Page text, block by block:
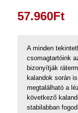
57.960Ft
A minden
csomagtartóink
bizonyítják
kalandok során
megtalálható a
következő
stabilabban